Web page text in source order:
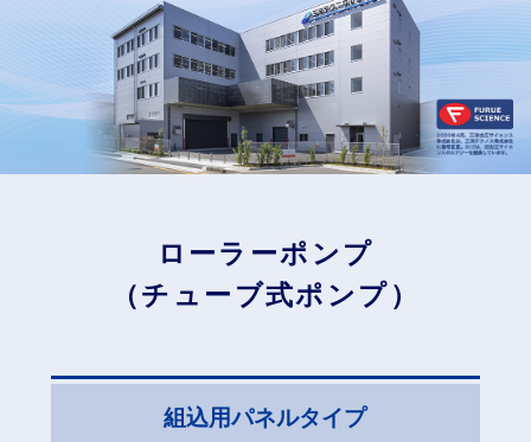
ローラーポンプ
（チューブ式ポンプ）
組込用パネルタイプ